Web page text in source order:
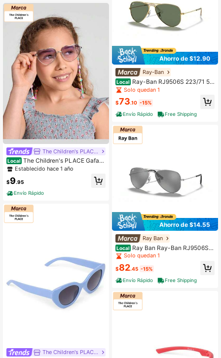
The Children's PLACE Flagship Store
Local The Children's PLACE Gafas
de sol con forma de corazón para ni
Establecido hace 1 año
$9.95
Envío Rápido
The Children's PLACE Flagship Store
Ahorro de $12.90
Ray-Ban
Local Ray-Ban RJ9506S 223/71 50
mm Gafas de sol Aviador Junior Dor
adas
Solo quedan 1
$73.10 -15%
Envío Rápido
Free Shipping
Ahorro de $14.55
Ray Ban
Local Ray Ban Ray-Ban RJ9506S 2
12/6G 50mm Gafas de sol aviador j
unior plateadas
Solo quedan 1
$82.45 -15%
Envío Rápido
Free Shipping